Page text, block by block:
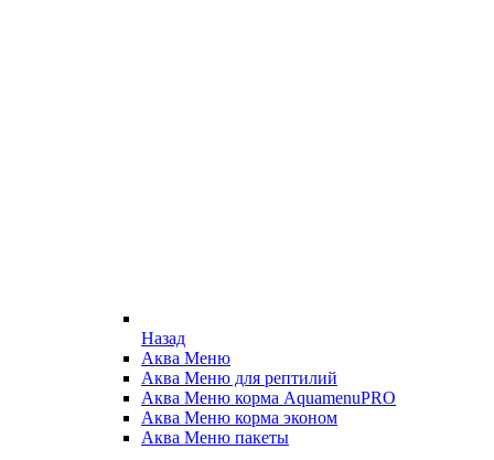
Назад
Аква Меню
Аква Меню для рептилий
Аква Меню корма AquamenuPRO
Аква Меню корма эконом
Аква Меню пакеты